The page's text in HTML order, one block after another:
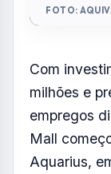
FOTO:
Com
milhões e
empregos
Mall
Aquarius,